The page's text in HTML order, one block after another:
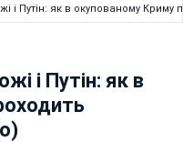
і Путін: як в окупованому
і Путін: як в